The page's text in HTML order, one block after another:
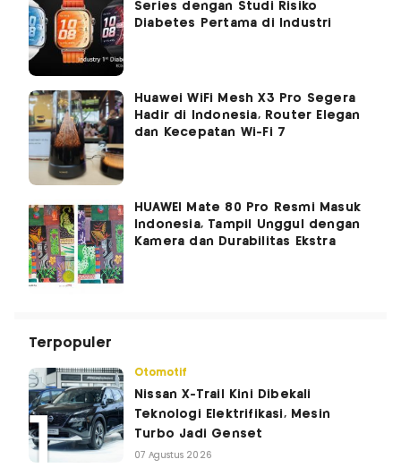
Series dengan Studi Risiko
Diabetes Pertama di Industri
Huawei WiFi Mesh X3 Pro Segera
Hadir di Indonesia, Router Elegan
dan Kecepatan Wi-Fi 7
HUAWEI Mate 80 Pro Resmi Masuk
Indonesia, Tampil Unggul dengan
Kamera dan Durabilitas Ekstra
Terpopuler
Otomotif
Nissan X-Trail Kini Dibekali
Teknologi Elektrifikasi, Mesin
Turbo Jadi Genset
07 Agustus 2026